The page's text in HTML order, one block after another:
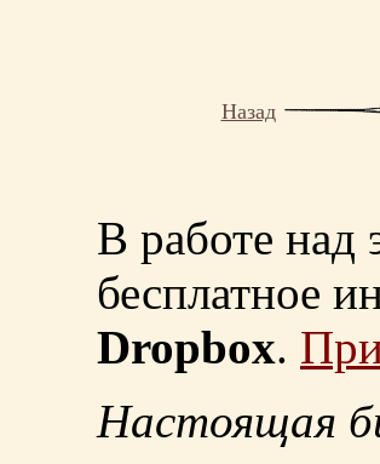
Назад
В работе над
бесплатное
Dropbox.
Настоящая